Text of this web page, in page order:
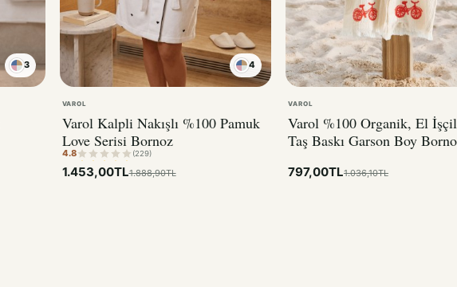
3 4
KIRMIZI
VAROL
Varol Kalpli Nakışlı %100 Pamuk
Love Serisi Bornoz
4.8 (229)
1.453,00TL1.888,90TL
VAROL
Varol %100 Organik, El
Taş Baskı Garson Boy
797,00TL1.036,10TL